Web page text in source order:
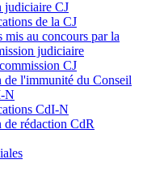
judiciaire CJ
de la CJ
mis au concours par la
judiciaire
CJ
de l'immunité du Conseil
N
CdI-N
de rédaction CdR